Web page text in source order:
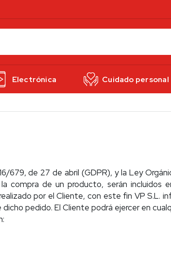
Electrónica Cuidado personal
de 27 de abril (GDPR), y la Ley
compra de un producto, serán incluidos
por el Cliente, con este fin VP S.L.
pedido. El Cliente podrá ejercer en